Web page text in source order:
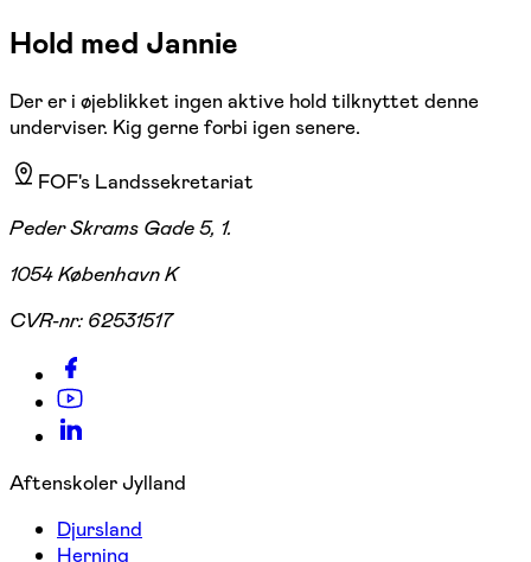
Hold med Jannie
Der er i øjeblikket ingen aktive hold tilknyttet denne
underviser. Kig gerne forbi igen senere.
FOF's Landssekretariat
Peder Skrams Gade 5, 1.
1054 København K
CVR-nr: 62531517
Aftenskoler Jylland
Djursland
Herning